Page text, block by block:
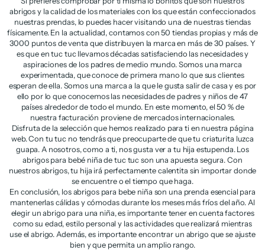
abrigos y la calidad de los materiales con los que están confeccionados
nuestras prendas, lo puedes hacer visitando una de nuestras tiendas
físicamente. En la actualidad, contamos con 50 tiendas propias y más de
3000 puntos de venta que distribuyen la marca en más de 30 países. Y
es que en tuc tuc llevamos décadas satisfaciendo las necesidades y
aspiraciones de los padres de medio mundo. Somos una marca
experimentada, que conoce de primera mano lo que sus clientes
esperan de ella. Somos una marca a la que le gusta salir de casa y es por
ello por lo que conocemos las necesidades de padres y niños de 47
países alrededor de todo el mundo. En este momento, el 50 % de
nuestra facturación proviene de mercados internacionales.
Disfruta de la selección que hemos realizado para ti en nuestra página
web. Con tu tuc no tendrás que preocuparte de que tu criaturita luzca
guapa. A nosotros, como a ti, nos gusta ver a tu hija estupenda. Los
abrigos para bebé niña de tuc tuc son una apuesta segura. Con
nuestros abrigos, tu hija irá perfectamente calentita sin importar donde
se encuentre o el tiempo que haga.
En conclusión, los abrigos para bebe niña son una prenda esencial para
mantenerlas cálidas y cómodas durante los meses más fríos del año. Al
elegir un abrigo para una niña, es importante tener en cuenta factores
como su edad, estilo personal y las actividades que realizará mientras
use el abrigo. Además, es importante encontrar un abrigo que se ajuste
bien y que permita un amplio rango.